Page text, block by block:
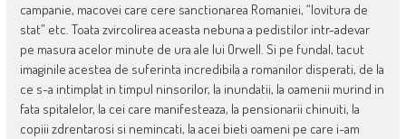
campanie, macovei care cere sanctionarea Romaniei, “lovitura de
stat” etc. Toata zvircolirea aceasta nebuna a pedistilor intr-adevar
pe masura acelor minute de ura ale lui Orwell. Si pe fundal, tacut
imaginile acestea de suferinta incredibila a romanilor disperati, de la
ce s-a intimplat in timpul ninsorilor, la inundatii, la oamenii murind in
fata spitalelor, la cei care manifesteaza, la pensionarii chinuiti, la
copiii zdrentarosi si nemincati, la acei bieti oameni pe care i-am